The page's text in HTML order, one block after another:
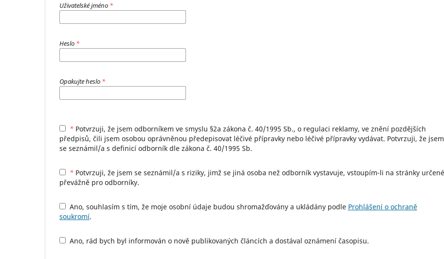
Uživatelské jméno *
Heslo *
Opakujte heslo *
*Potvrzuji, že jsem odborníkem ve smyslu §2a zákona č. 40/1995 Sb., o regulaci reklamy, ve znění pozdějších
předpisů, čili jsem osobou oprávněnou předepisovat léčivé přípravky nebo léčivé přípravky vydávat. Potvrzuji, že jsem
se seznámil/a s definicí odborník dle zákona č. 40/1995 Sb.
*Potvrzuji, že jsem se seznámil/a s riziky, jimž se jiná osoba než odborník vystavuje, vstoupím-li na stránky určené
převážně pro odborníky.
Ano, souhlasím s tím, že moje osobní údaje budou shromažďovány a ukládány podle Prohlášení o ochraně
soukromí.
Ano, rád bych byl informován o nově publikovaných článcích a dostával oznámení časopisu.